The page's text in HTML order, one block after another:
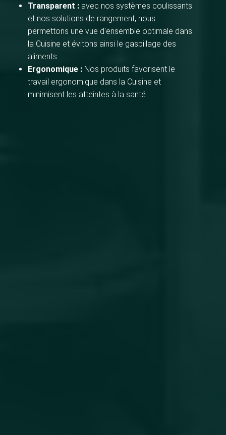
Transparent : avec nos systèmes coulissants
et nos solutions de rangement, nous
permettons une vue d'ensemble optimale dans
la Cuisine et évitons ainsi le gaspillage des
aliments.
Ergonomique : Nos produits favorisent le
travail ergonomique dans la Cuisine et
minimisent les atteintes à la santé.